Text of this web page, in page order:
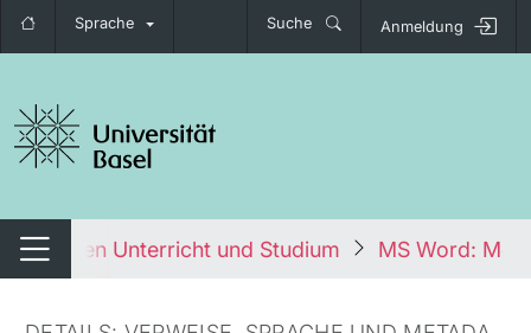
Sprache Suche Anmeldung
umschalten
Navigation umschalten
digitalen Unterricht und Studium MS Word: